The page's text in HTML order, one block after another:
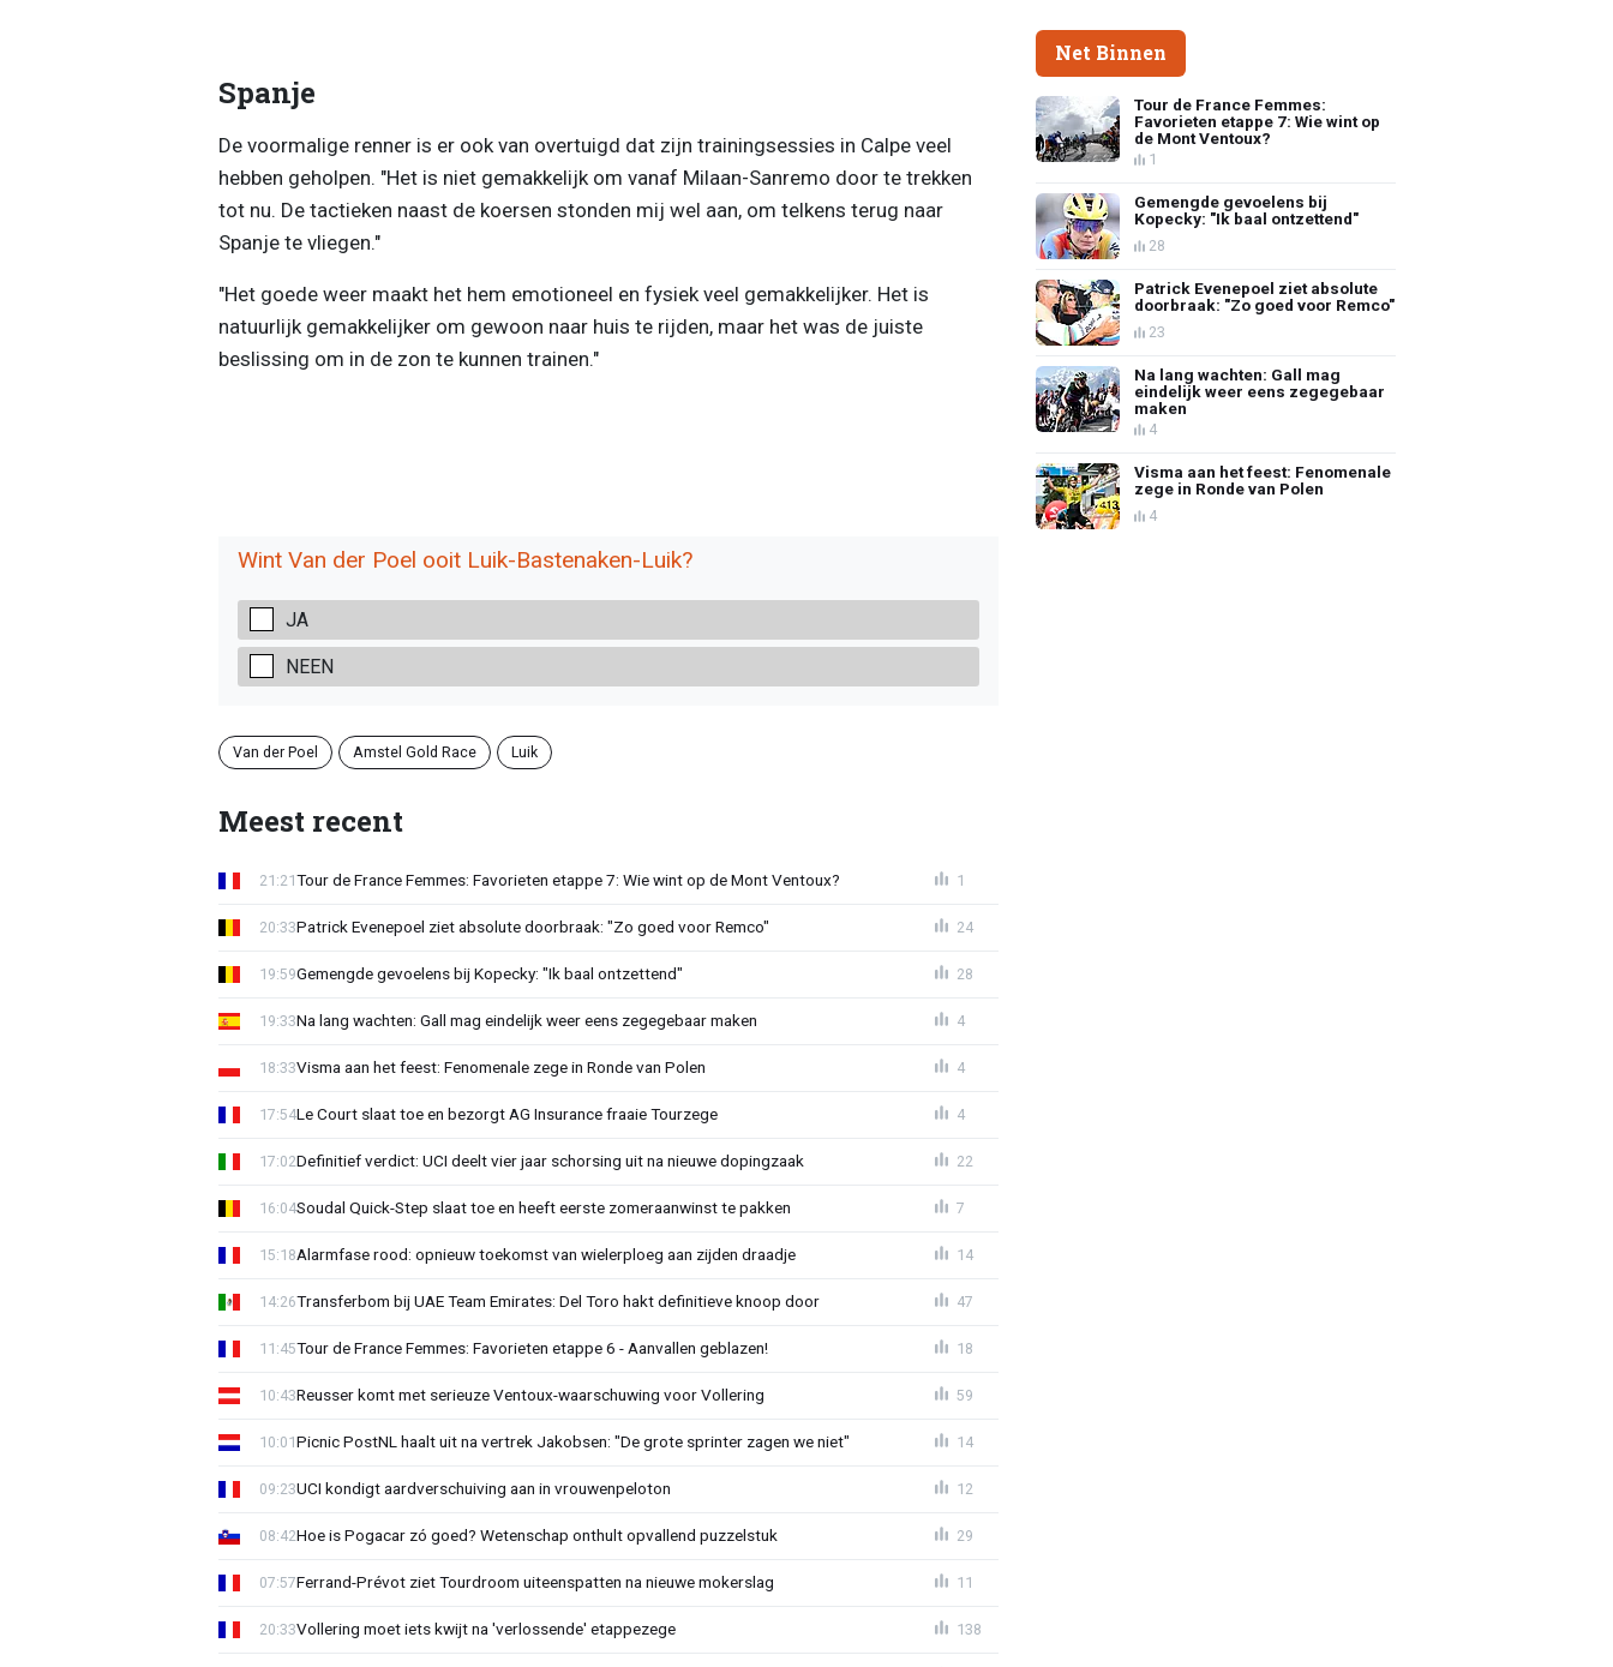
Spanje
De voormalige renner is er ook van overtuigd dat zijn trainingsessies in Calpe veel
hebben geholpen. "Het is niet gemakkelijk om vanaf Milaan-Sanremo door te trekken
tot nu. De tactieken naast de koersen stonden mij wel aan, om telkens terug naar
Spanje te vliegen."
"Het goede weer maakt het hem emotioneel en fysiek veel gemakkelijker. Het is
natuurlijk gemakkelijker om gewoon naar huis te rijden, maar het was de juiste
beslissing om in de zon te kunnen trainen."
Wint Van der Poel ooit Luik-Bastenaken-Luik?
JA
NEEN
Van der Poel Amstel Gold Race Luik
Meest recent
Tour de France Femmes: Favorieten etappe 7: Wie wint op de Mont Ventoux?
21:21 1
Patrick Evenepoel ziet absolute doorbraak: "Zo goed voor Remco"
20:33 24
Gemengde gevoelens bij Kopecky: "Ik baal ontzettend"
19:59 28
Na lang wachten: Gall mag eindelijk weer eens zegegebaar maken
19:33 4
Visma aan het feest: Fenomenale zege in Ronde van Polen
18:33 4
Le Court slaat toe en bezorgt AG Insurance fraaie Tourzege
17:54 4
Definitief verdict: UCI deelt vier jaar schorsing uit na nieuwe dopingzaak
17:02 22
Soudal Quick-Step slaat toe en heeft eerste zomeraanwinst te pakken
16:04 7
Alarmfase rood: opnieuw toekomst van wielerploeg aan zijden draadje
15:18 14
Transferbom bij UAE Team Emirates: Del Toro hakt definitieve knoop door
14:26 47
Tour de France Femmes: Favorieten etappe 6 - Aanvallen geblazen!
11:45 18
Reusser komt met serieuze Ventoux-waarschuwing voor Vollering
10:43 59
Picnic PostNL haalt uit na vertrek Jakobsen: "De grote sprinter zagen we niet"
10:01 14
UCI kondigt aardverschuiving aan in vrouwenpeloton
09:23 12
Hoe is Pogacar zó goed? Wetenschap onthult opvallend puzzelstuk
08:42 29
Ferrand-Prévot ziet Tourdroom uiteenspatten na nieuwe mokerslag
07:57 11
Vollering moet iets kwijt na 'verlossende' etappezege
20:33 138
Net Binnen
Tour de France Femmes:
Favorieten etappe 7: Wie wint op
de Mont Ventoux?
1
Gemengde gevoelens bij
Kopecky: "Ik baal ontzettend"
28
Patrick Evenepoel ziet absolute
doorbraak: "Zo goed voor Remco"
23
Na lang wachten: Gall mag
eindelijk weer eens zegegebaar
maken
4
Visma aan het feest: Fenomenale
zege in Ronde van Polen
4